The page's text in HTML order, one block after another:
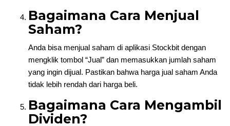
Bagaimana Cara Menjual
Saham?
Anda bisa menjual saham di aplikasi Stockbit dengan
mengklik tombol “Jual” dan memasukkan jumlah saham
yang ingin dijual. Pastikan bahwa harga jual saham Anda
tidak lebih rendah dari harga beli.
Bagaimana Cara Mengambil
Dividen?